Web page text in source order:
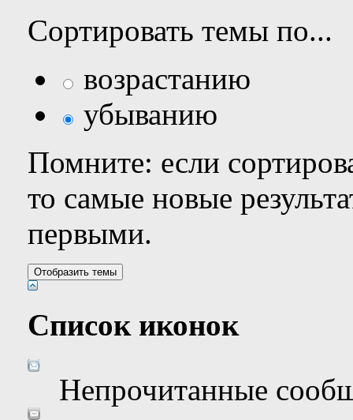
Сортировать темы по...
возрастанию
убыванию
Помните: если
то самые новые
первыми.
Список иконок
Непрочитанные